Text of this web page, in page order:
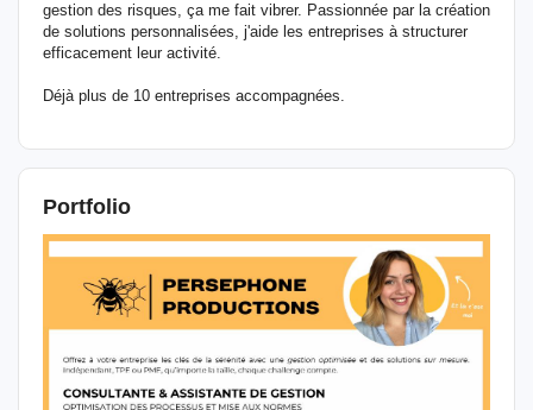
gestion des risques, ça me fait vibrer. Passionnée par la création
de solutions personnalisées, j'aide les entreprises à structurer
efficacement leur activité.
Déjà plus de 10 entreprises accompagnées.
Portfolio